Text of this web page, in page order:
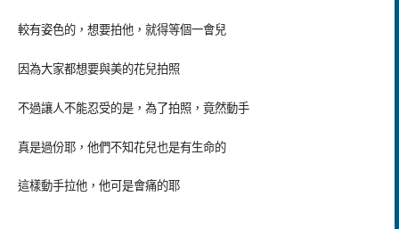
較有姿色的，想要拍他，就得等個一會兒
因為大家都想要與美的花兒拍照
不過讓人不能忍受的是，為了拍照，竟然動手
真是過份耶，他們不知花兒也是有生命的
這樣動手拉他，他可是會痛的耶